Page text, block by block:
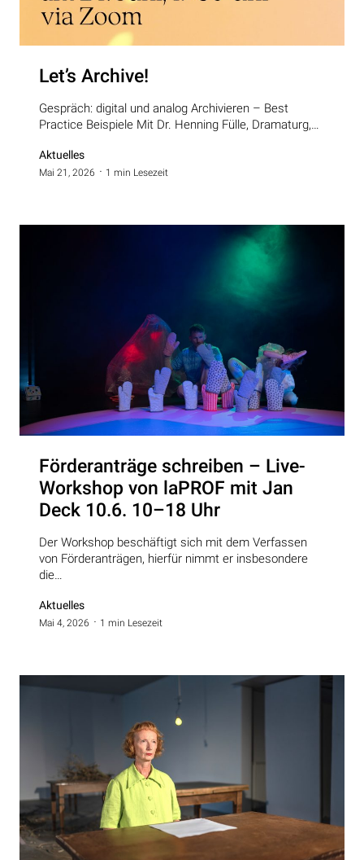
Let’s Archive!
Gespräch: digital und analog Archivieren – Best
Practice Beispiele Mit Dr. Henning Fülle, Dramaturg,…
Aktuelles
Mai 21, 2026 1 min Lesezeit
Förderanträge schreiben – Live-
Workshop von laPROF mit Jan
Deck 10.6. 10–18 Uhr
Der Workshop beschäftigt sich mit dem Verfassen
von Förderanträgen, hierfür nimmt er insbesondere
die…
Aktuelles
Mai 4, 2026 1 min Lesezeit